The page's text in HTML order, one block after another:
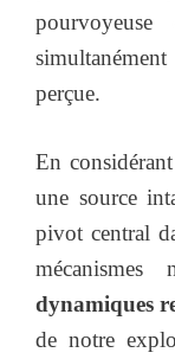
perçue.
En
une source
pivot central
dynamiques
de notre